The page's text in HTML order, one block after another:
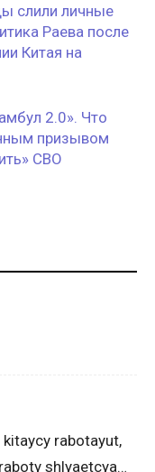
слили личные
Раева после
Китая на
2.0». Что
призывом
СВО
rabotayut,
shlyaetcya…